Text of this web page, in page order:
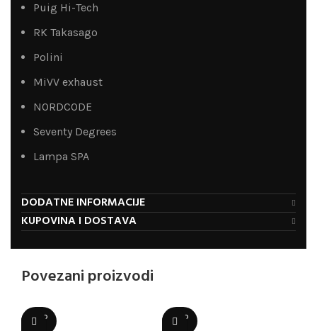
Puig Hi-Tech
RK Takasago
Polini
MiVV exhaust
NORDCODE
Seventy Degrees
Lampa SPA
DODATNE INFORMACIJE
KUPOVINA I DOSTAVA
Povezani proizvodi
SOLD
OUT
SOLD
OUT